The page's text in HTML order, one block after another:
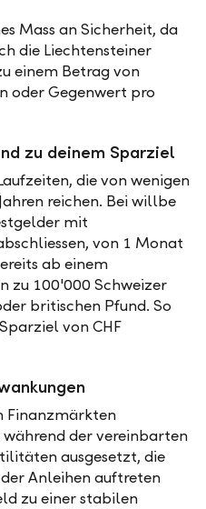
Mass an Sicherheit, da
die Liechtensteiner
einem Betrag von
oder Gegenwert pro
zu deinem Sparziel
die von wenigen
reichen. Bei willbe
mit
von 1 Monat
ab einem
zu 100'000 Schweizer
britischen Pfund. So
von CHF
Finanzmärkten
der vereinbarten
ausgesetzt, die
Anleihen auftreten
zu einer stabilen